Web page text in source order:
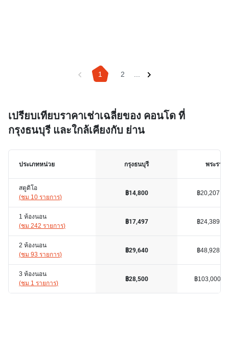
1 2 ...
เปรียบเทียบราคาเช่าเฉลี่ยของ คอนโด ที่
กรุงธนบุรี และใกล้เคียงกับ ย่าน
ประเภทหน่วย
สตูดิโอ
(ชม 10 รายการ)
1 ห้องนอน
(ชม 242 รายการ)
2 ห้องนอน
(ชม 93 รายการ)
3 ห้องนอน
(ชม 1 รายการ)
กรุงธนบุรี
฿14,800
฿17,497
฿29,640
฿28,500
พระราม
฿20,207
฿24,389
฿48,928
฿103,000